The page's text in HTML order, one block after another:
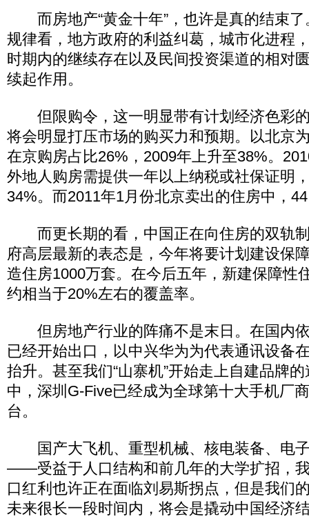
而房地产“黄金十年”，也许是真的结束了
规律看，地方政府的利益纠葛，城市化进程
时期内的继续存在以及民间投资渠道的相对
续起作用。
但限购令，这一明显带有计划经济色彩
将会明显打压市场的购买力和预期。以北京
在京购房占比26%，2009年上升至38%。
外地人购房需提供一年以上纳税或社保证明
34%。而2011年1月份北京卖出的住房中，
而更长期的看，中国正在向住房的双轨
府高层最新的表态是，今年将要计划建设保
造住房1000万套。在今后五年，新建保障性
约相当于20%左右的覆盖率。
但房地产行业的阵痛不是末日。在国内
已经开始出口，以中兴华为为代表通讯设备
抬升。甚至我们“山寨机”开始走上自建品牌
中，深圳G-Five已经成为全球第十大手机厂
台。
国产大飞机、重型机械、核电装备、电
——受益于人口结构和前几年的大学扩招，
口红利也许正在面临刘易斯拐点，但是我们
未来很长一段时间内，将会是撬动中国经济